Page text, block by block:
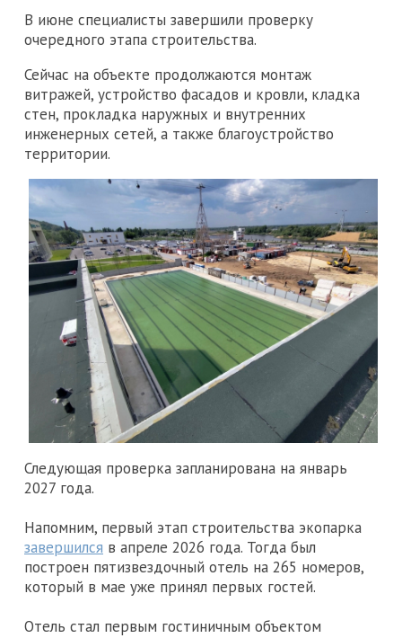
В июне специалисты завершили проверку
очередного этапа строительства.
Сейчас на объекте продолжаются монтаж
витражей, устройство фасадов и кровли, кладка
стен, прокладка наружных и внутренних
инженерных сетей, а также благоустройство
территории.
Следующая проверка запланирована на январь
2027 года.
Напомним, первый этап строительства экопарка
завершился в апреле 2026 года. Тогда был
построен пятизвездочный отель на 265 номеров,
который в мае уже принял первых гостей.
Отель стал первым гостиничным объектом